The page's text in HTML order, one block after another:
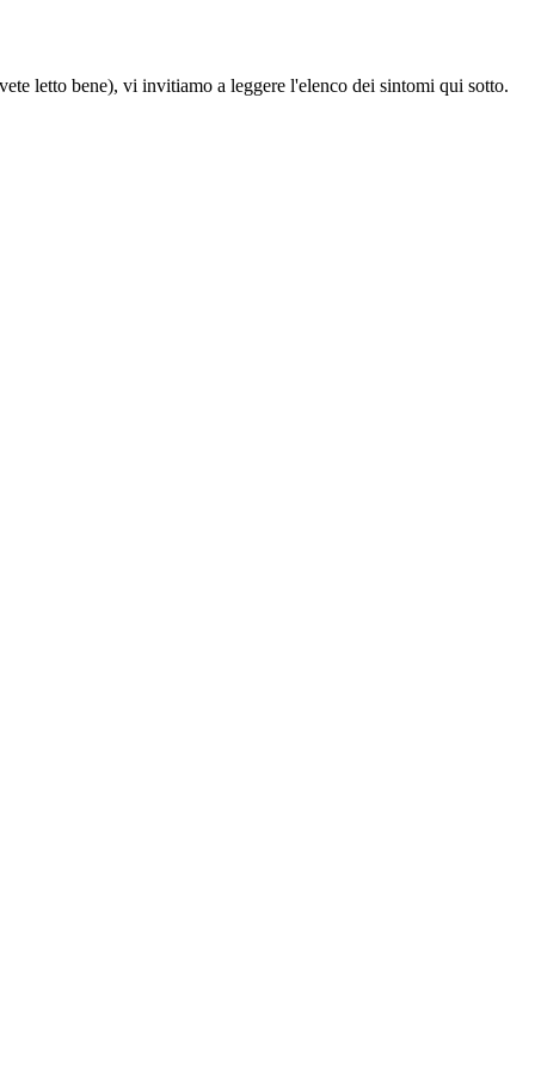
letto bene), vi invitiamo a leggere l'elenco dei sintomi qui sotto.